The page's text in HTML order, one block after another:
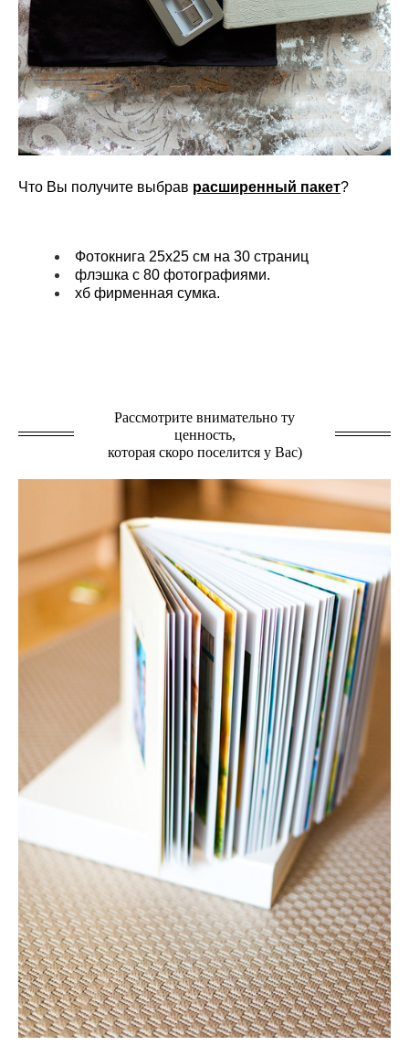
Что Вы получите выбрав расширенный пакет?
Фотокнига 25х25 см на 30 страниц
флэшка с 80 фотографиями.
хб фирменная сумка.
Рассмотрите внимательно ту
ценность,
которая скоро поселится у Вас)